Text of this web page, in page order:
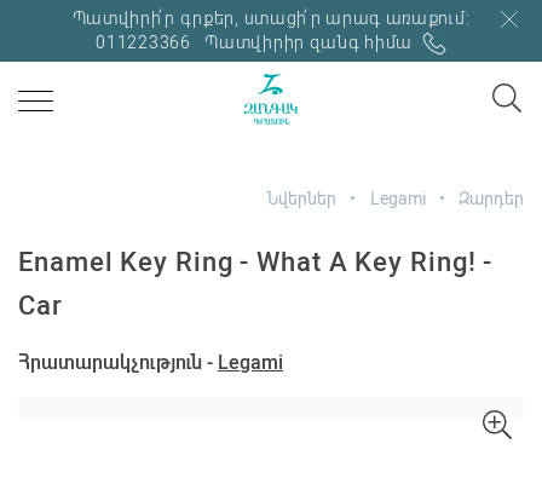
Պատվիրի՛ր գրքեր, ստացի՛ր արագ առաքում:
011223366
Պատվիրիր զանգ հիմա
Նվերներ Legami Զարդեր
Enamel Key Ring - What A Key Ring! -
Car
Հրատարակչություն - Legami